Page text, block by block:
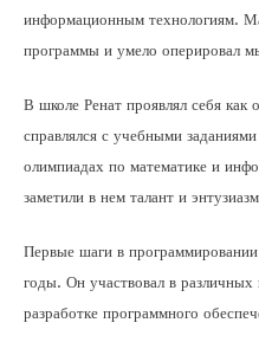
информационным технологиям.
программы и умело оперировал
В школе Ренат проявлял себя
справлялся с учебными
олимпиадах по математике и
заметили в нем талант и
Первые шаги в
годы. Он участвовал в
разработке программного